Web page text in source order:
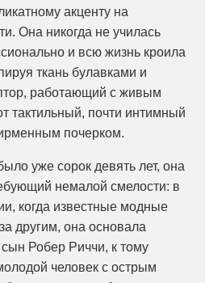
акценту на
Она никогда не училась
и всю жизнь кроила
ткань булавками и
работающий с живым
тактильный, почти интимный
почерком.
уже сорок девять лет, она
немалой смелости: в
когда известные модные
другим, она основала
Робер Риччи, к тому
человек с острым